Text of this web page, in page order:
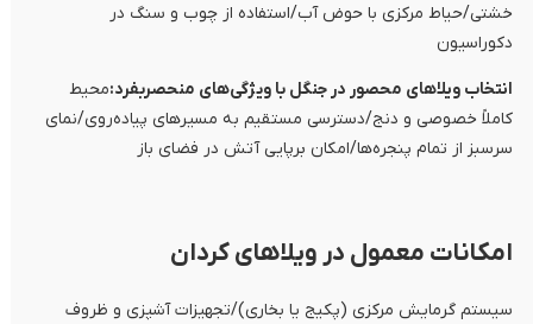
خشتی/حیاط مرکزی با حوض آب/استفاده از چوب و سنگ در
دکوراسیون
انتخاب ویلاهای محصور در جنگل با ویژگی‌های منحصربفرد:محیط
کاملاً خصوصی و دنج/دسترسی مستقیم به مسیرهای پیاده‌روی/نمای
سرسبز از تمام پنجره‌ها/امکان برپایی آتش در فضای باز
امکانات معمول در ویلاهای کردان
سیستم گرمایش مرکزی (پکیج یا بخاری)/تجهیزات آشپزی و ظروف